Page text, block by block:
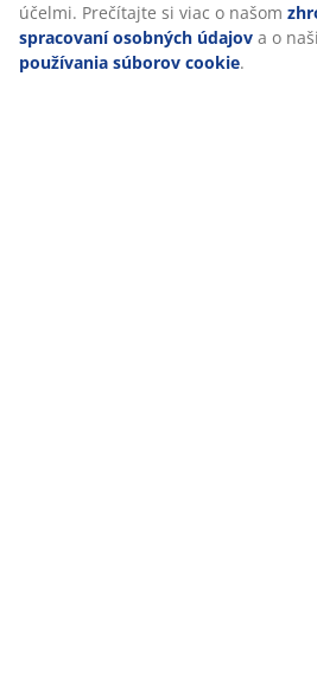
účelmi. Prečítajte si viac o našom
spracovaní osobných údajov a o
používania súborov cookie.